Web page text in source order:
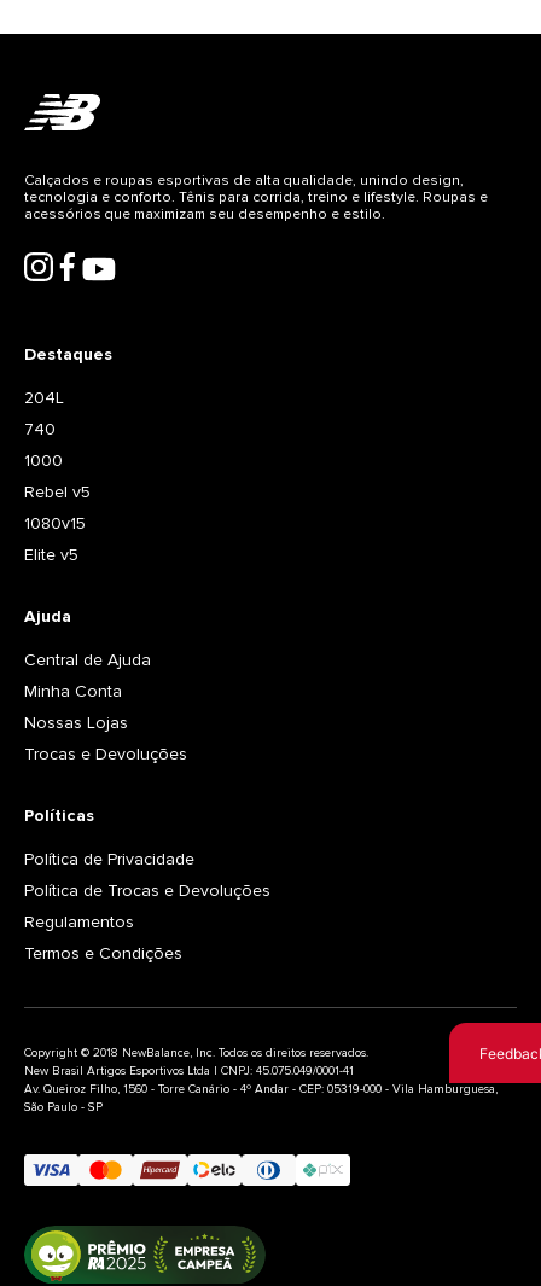
Destaques
204L
740
1000
Rebel v5
1080v15
Elite v5
Ajuda
Central de Ajuda
Minha Conta
Nossas Lojas
Trocas e Devoluções
Políticas
Política de Privacidade
Política de Trocas e Devoluções
Regulamentos
Termos e Condições
Calçados e roupas esportivas de alta qualidade, unindo design,
tecnologia e conforto. Tênis para corrida, treino e lifestyle. Roupas e
acessórios que maximizam seu desempenho e estilo.
Copyright © 2018 NewBalance, Inc. Todos os direitos reservados.
New Brasil Artigos Esportivos Ltda | CNPJ: 45.075.049/0001-41
Av. Queiroz Filho, 1560 - Torre Canário - 4º Andar - CEP: 05319-000 - Vila Hamburguesa,
São Paulo - SP